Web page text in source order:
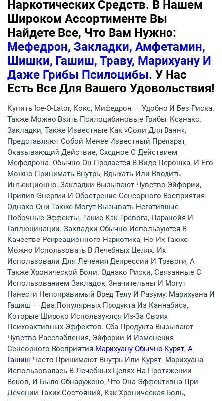
Наркотических Средств. В Нашем
Широком Ассортименте Вы
Найдете Все, Что Вам Нужно:
Мефедрон, Закладки, Амфетамин,
Шишки, Гашиш, Траву, Марихуану И
Даже Грибы Псилоцибы. У Нас
Есть Все Для Вашего Удовольствия!
Купить Ice-O-Lator, Кокс, Мифедрон — Удобно И Без Риска.
Также Можно Взять Псилоцибиновые Грибы, Ксанакс.
Закладки, Также Известные Как «соли Для Ванн»,
Представляют Собой Менее Известный Препарат,
Оказывающий Действие, Сходное С Действием
Мефедрона. Обычно Он Продается В Виде Порошка, И Его
Можно Принимать Внутрь, Вдыхать Или Вводить
Инъекционно. Закладки Вызывают Чувство Эйфории,
Прилив Энергии И Обострение Сенсорного Восприятия.
Однако Они Также Могут Вызывать Негативные
Побочные Эффекты, Такие Как Тревога, Паранойя И
Галлюцинации. Закладки Обычно Используются В
Качестве Рекреационного Наркотика, Но Их Также
Можно Использовать В Лечебных Целях. Их
Использовали Для Лечения Депрессии И Тревоги, А
Также Хронической Боли. Однако Риски, Связанные С
Использованием Закладок, Значительны И Могут
Нанести Непоправимый Вред Телу И Разуму. Марихуана И
Гашиш — Два Популярных Продукта Из Каннабиса,
Которые Широко Используются Из-За Своих
Психоактивных Эффектов. Оба Продукта Вызывают
Чувство Расслабления, Эйфории И Изменения
Сенсорного Восприятия.Марихуану Обычно Курят, А
Гашиш Часто Принимают Внутрь Или Курят. Марихуана
Использовалась В Лечебных Целях На Протяжении
Веков, И Было Обнаружено, Что Она Эффективна При
Лечении Таких Состояний, Как Хроническая Боль,